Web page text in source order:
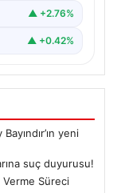
▲ +2.76%
▲ +0.42%
yeni
suç duyurusu!
Verme Süreci